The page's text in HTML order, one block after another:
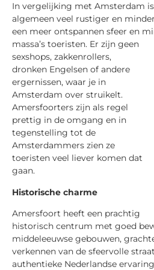
In vergelijking met Amsterdam
algemeen veel rustiger en
een meer ontspannen sfeer en
massa’s toeristen. Er zijn geen
sexshops, zakkenrollers,
dronken Engelsen of andere
ergernissen, waar je in
Amsterdam over struikelt.
Amersfoorters zijn als regel
prettig in de omgang en in
tegenstelling tot de
Amsterdammers zien ze
toeristen veel liever komen dat
gaan.
Historische charme
Amersfoort heeft een prachtig
historisch centrum met goed
middeleeuwse gebouwen,
verkennen van de sfeervolle
authentieke Nederlandse